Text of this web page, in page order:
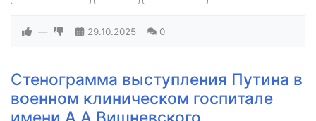
— 29.10.2025 0
Стенограмма выступления Путина в
военном клиническом госпитале
имени А.А.Вишневского